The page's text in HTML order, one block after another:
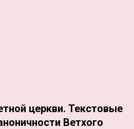
церкви. Текстовые
Ветхого